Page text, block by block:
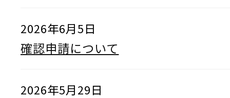
2026年6月5日
確認申請について
2026年5月29日